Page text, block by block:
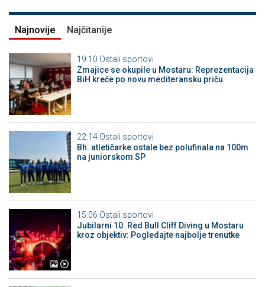
Najnovije Najčitanije
19:10 Ostali sportovi
Zmajice se okupile u Mostaru: Reprezentacija
BiH kreće po novu mediteransku priču
22:14 Ostali sportovi
Bh. atletičarke ostale bez polufinala na 100m
na juniorskom SP
15:06 Ostali sportovi
Jubilarni 10. Red Bull Cliff Diving u Mostaru
kroz objektiv: Pogledajte najbolje trenutke